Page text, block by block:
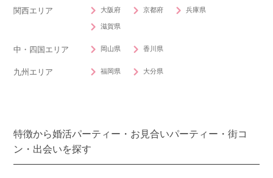
関西エリア 大阪府 京都府 兵庫県
滋賀県
中・四国エリア 岡山県 香川県
九州エリア 福岡県 大分県
特徴から婚活パーティー・お見合いパーティー・街コ
ン・出会いを探す